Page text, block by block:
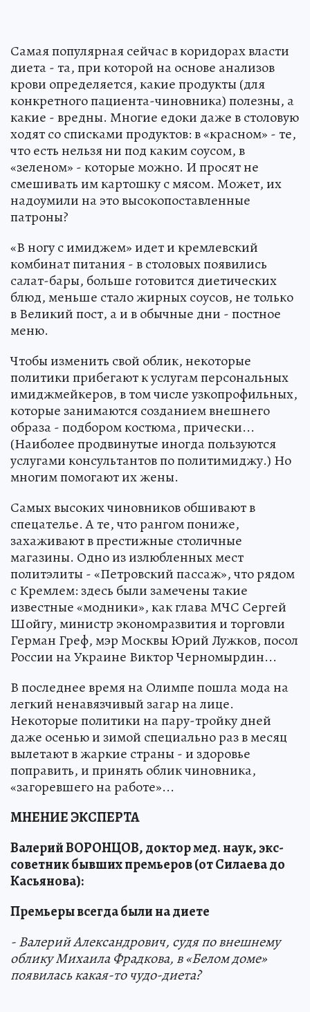
Самая популярная сейчас в коридорах власти
диета - та, при которой на основе анализов
крови определяется, какие продукты (для
конкретного пациента-чиновника) полезны, а
какие - вредны. Многие едоки даже в столовую
ходят со списками продуктов: в «красном» - те,
что есть нельзя ни под каким соусом, в
«зеленом» - которые можно. И просят не
смешивать им картошку с мясом. Может, их
надоумили на это высокопоставленные
патроны?
«В ногу с имиджем» идет и кремлевский
комбинат питания - в столовых появились
салат-бары, больше готовится диетических
блюд, меньше стало жирных соусов, не только
в Великий пост, а и в обычные дни - постное
меню.
Чтобы изменить свой облик, некоторые
политики прибегают к услугам персональных
имиджмейкеров, в том числе узкопрофильных,
которые занимаются созданием внешнего
образа - подбором костюма, прически...
(Наиболее продвинутые иногда пользуются
услугами консультантов по политимиджу.) Но
многим помогают их жены.
Самых высоких чиновников обшивают в
спецателье. А те, что рангом пониже,
захаживают в престижные столичные
магазины. Одно из излюбленных мест
политэлиты - «Петровский пассаж», что рядом
с Кремлем: здесь были замечены такие
известные «модники», как глава МЧС Сергей
Шойгу, министр экономразвития и торговли
Герман Греф, мэр Москвы Юрий Лужков, посол
России на Украине Виктор Черномырдин...
В последнее время на Олимпе пошла мода на
легкий ненавязчивый загар на лице.
Некоторые политики на пару-тройку дней
даже осенью и зимой специально раз в месяц
вылетают в жаркие страны - и здоровье
поправить, и принять облик чиновника,
«загоревшего на работе»...
МНЕНИЕ ЭКСПЕРТА
Валерий ВОРОНЦОВ, доктор мед. наук, экс-
советник бывших премьеров (от Силаева до
Касьянова):
Премьеры всегда были на диете
- Валерий Александрович, судя по внешнему
облику Михаила Фрадкова, в «Белом доме»
появилась какая-то чудо-диета?